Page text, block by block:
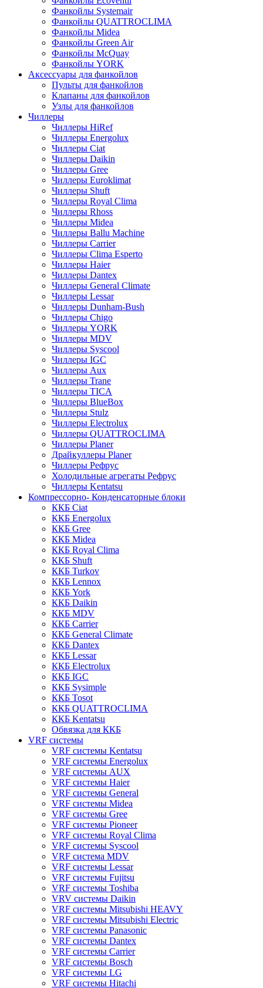
Фанкойлы Systemair
Фанкойлы QUATTROCLIMA
Фанкойлы Midea
Фанкойлы Green Air
Фанкойлы McQuay
Фанкойлы YORK
Аксессуары для фанкойлов
Пульты для фанкойлов
Клапаны для фанкойлов
Узлы для фанкойлов
Чиллеры
Чиллеры HiRef
Чиллеры Energolux
Чиллеры Ciat
Чиллеры Daikin
Чиллеры Gree
Чиллеры Euroklimat
Чиллеры Shuft
Чиллеры Royal Clima
Чиллеры Rhoss
Чиллеры Midea
Чиллеры Ballu Machine
Чиллеры Carrier
Чиллеры Clima Esperto
Чиллеры Haier
Чиллеры Dantex
Чиллеры General Climate
Чиллеры Lessar
Чиллеры Dunham-Bush
Чиллеры Chigo
Чиллеры YORK
Чиллеры MDV
Чиллеры Syscool
Чиллеры IGC
Чиллеры Aux
Чиллеры Trane
Чиллеры TICA
Чиллеры BlueBox
Чиллеры Stulz
Чиллеры Electrolux
Чиллеры QUATTROCLIMA
Чиллеры Planer
Драйкуллеры Planer
Чиллеры Рефрус
Холодильные агрегаты Рефрус
Чиллеры Kentatsu
Компрессорно- Конденсаторные блоки
ККБ Ciat
ККБ Energolux
ККБ Gree
ККБ Midea
ККБ Royal Clima
ККБ Shuft
ККБ Turkov
ККБ Lennox
ККБ York
ККБ Daikin
ККБ MDV
ККБ Carrier
ККБ General Climate
ККБ Dantex
ККБ Lessar
ККБ Electrolux
ККБ IGC
ККБ Sysimple
ККБ Tosot
ККБ QUATTROCLIMA
ККБ Kentatsu
Обвязка для ККБ
VRF системы
VRF системы Kentatsu
VRF системы Energolux
VRF системы AUX
VRF системы Haier
VRF системы General
VRF системы Midea
VRF системы Gree
VRF системы Pioneer
VRF системы Royal Clima
VRF системы Syscool
VRF система MDV
VRF системы Lessar
VRF системы Fujitsu
VRF системы Toshiba
VRV системы Daikin
VRF системы Mitsubishi HEAVY
VRF системы Mitsubishi Electric
VRF системы Panasonic
VRF системы Dantex
VRF системы Carrier
VRF системы Bosch
VRF системы LG
VRF системы Hitachi